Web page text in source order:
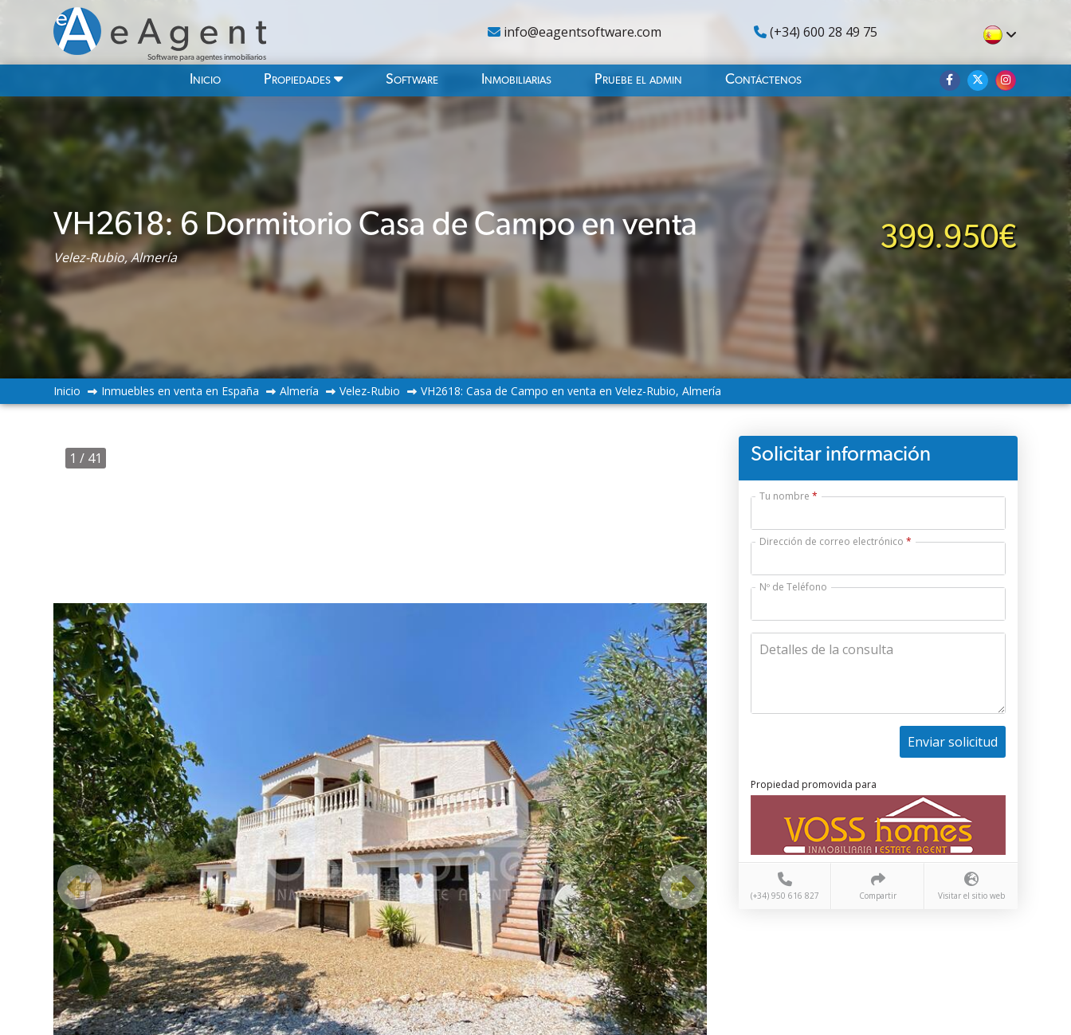
Software para agentes inmobiliarios
info@eagentsoftware.com (+34) 600 28 49 75
Inicio Propiedades Software Inmobiliarias Pruebe el admin Contáctenos
VH2618: 6 Dormitorio Casa de Campo en venta
Velez-Rubio, Almería
399.950€
Inicio Inmuebles en venta en España Almería Velez-Rubio VH2618: Casa de Campo en venta en Velez-Rubio, Almería
1 / 41 Solicitar información
Tu nombre
Dirección de correo electrónico
Nº de Teléfono
Detalles de la consulta
Enviar solicitud
Propiedad promovida para
(+34) 950 616 827 Compartir Visitar el sitio web